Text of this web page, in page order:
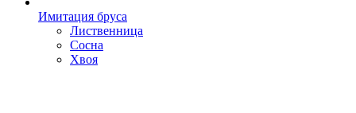
Имитация бруса
Лиственница
Сосна
Хвоя